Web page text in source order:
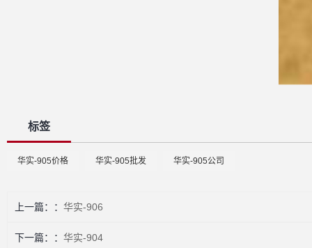
标签
华实-905价格 华实-905批发 华实-905公司
上一篇： 华实-906
下一篇： 华实-904